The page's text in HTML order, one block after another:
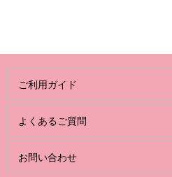
ご利用ガイド
よくあるご質問
お問い合わせ